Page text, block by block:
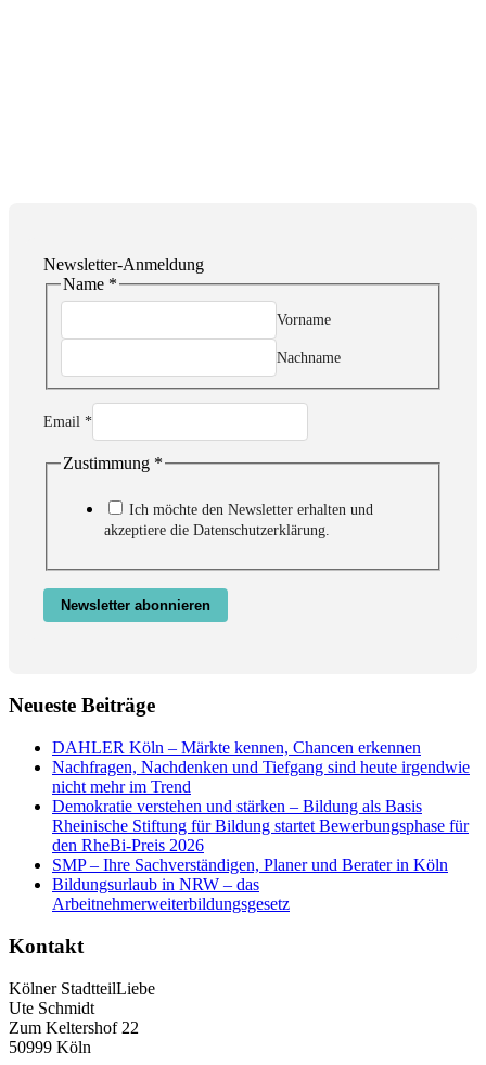
Newsletter-Anmeldung
Name *
Vorname
Nachname
Email
Zustimmung
Email *
Zustimmung *
Ich möchte den Newsletter erhalten und
akzeptiere die Datenschutzerklärung.
Newsletter abonnieren
Neueste Beiträge
DAHLER Köln – Märkte kennen, Chancen erkennen
Nachfragen, Nachdenken und Tiefgang sind heute irgendwie
nicht mehr im Trend
Demokratie verstehen und stärken – Bildung als Basis
Rheinische Stiftung für Bildung startet Bewerbungsphase für
den RheBi-Preis 2026
SMP – Ihre Sachverständigen, Planer und Berater in Köln
Bildungsurlaub in NRW – das
Arbeitnehmerweiterbildungsgesetz
Kontakt
Kölner StadtteilLiebe
Ute Schmidt
Zum Keltershof 22
50999 Köln